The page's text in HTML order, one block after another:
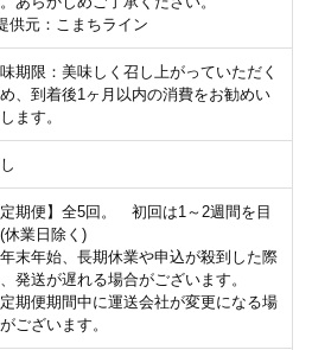
供元：こまちライン
期限：美味しく召し上がっていただく
、到着後1ヶ月以内の消費をお勧めい
ます。
定期便】全5回。 初回は1～2週間を目
休業日除く)
末年始、長期休業や申込が殺到した際
発送が遅れる場合がございます。
期便期間中に運送会社が変更になる場
ございます。